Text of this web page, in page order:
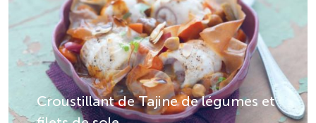
Croustillant de Tajine de légumes et